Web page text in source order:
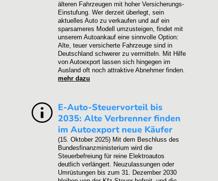
älteren Fahrzeugen mit hoher Versicherungs-
Einstufung. Wer derzeit überlegt, sein
aktuelles Auto zu verkaufen und auf ein
sparsameres Modell umzusteigen, findet mit
unserem Autoankauf eine sinnvolle Option:
Alte, teuer versicherte Fahrzeuge sind in
Deutschland schwerer zu vermitteln. Mit Hilfe
von Autoexport lassen sich hingegen im
Ausland oft noch attraktive Abnehmer finden.
mehr dazu
E-Auto-Steuervorteil bis
2035: Alte Verbrenner finden
im Autoexport neue Käufer
(15. Oktober 2025) Mit dem Beschluss des
Bundesfinanzministerium wird die
Steuerbefreiung für reine Elektroautos
deutlich verlängert. Neuzulassungen oder
Umrüstungen bis zum 31. Dezember 2030